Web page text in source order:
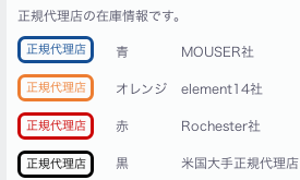
正規代理店の在庫情報です。
正規代理店
正規代理店
正規代理店
正規代理店
青 MOUSER社
オレンジ element14社
赤 Rochester社
黒 米国大手正規代理店